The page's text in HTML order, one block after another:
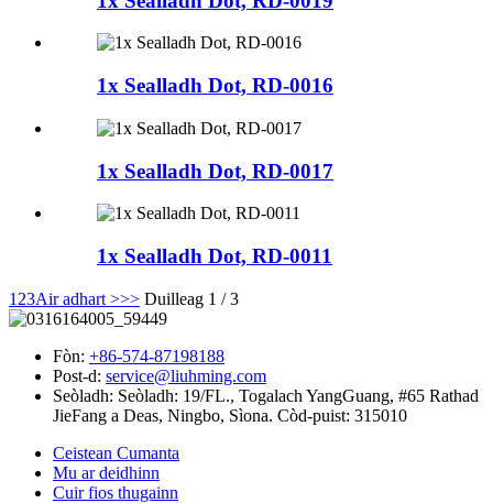
1x Sealladh Dot, RD-0016
1x Sealladh Dot, RD-0017
1x Sealladh Dot, RD-0011
1 23Air adhart >>> Duilleag 1 / 3
Fòn: +86-574-87198188
Post-d: service@liuhming.com
Seòladh: Seòladh: 19/FL., Togalach YangGuang, #65 Rathad
JieFang a Deas, Ningbo, Sìona. Còd-puist: 315010
Ceistean Cumanta
Mu ar deidhinn
Cuir fios thugainn